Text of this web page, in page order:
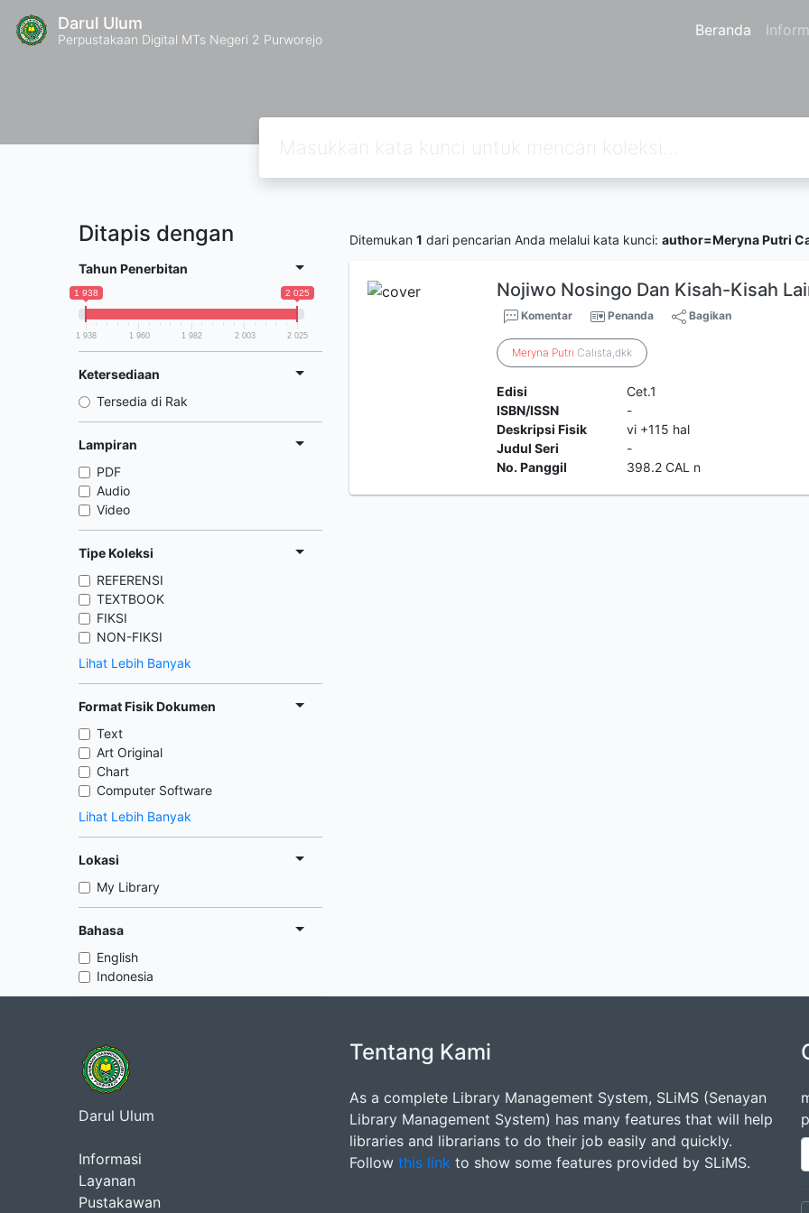
Darul Ulum
Perpustakaan Digital MTs Negeri 2 Purworejo Beranda
Ditapis dengan
Tahun Penerbitan
1 938 2 025
1 938 1 960 1 982 2 003 2 025
Ketersediaan
Tersedia di Rak
Lampiran
PDF
Audio
Video
Tipe Koleksi
REFERENSI
TEXTBOOK
FIKSI
NON-FIKSI
Lihat Lebih Banyak
Format Fisik Dokumen
Text
Art Original
Chart
Computer Software
Lihat Lebih Banyak
Lokasi
My Library
Bahasa
English
Indonesia
Ditemukan 1 dari pencarian Anda melalui kata kunci: author=Meryna Putri
Nojiwo Nosingo Dan Kisah-Kisah
Komentar Penanda Bagikan
Meryna Putri Calista,dkk
Edisi
Cet.1
ISBN/ISSN
-
Deskripsi Fisik
vi +115 hal
Judul Seri
-
No. Panggil
398.2 CAL n
Darul Ulum
Informasi
Layanan
Pustakawan
Tentang Kami
As a complete Library Management System, SLiMS (Senayan
Library Management System) has many features that will help
libraries and librarians to do their job easily and quickly.
Follow this link to show some features provided by SLiMS.